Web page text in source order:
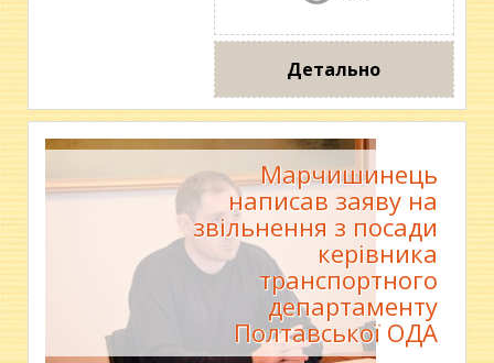
Детально
Марчишинець
написав заяву на
звільнення з посади
керівника
транспортного
департаменту
Полтавської ОДА